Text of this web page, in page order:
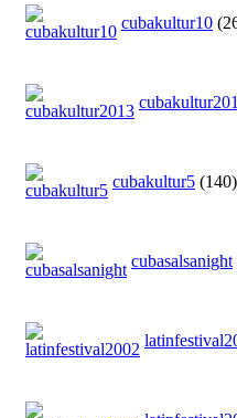
cubakultur10
cubakultur5 (140)
cubasalsanight